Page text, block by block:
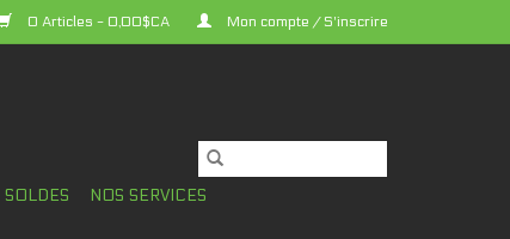
0 Articles - 0,00$CA Mon compte / S'inscrire
SOLDES
NOS SERVICES